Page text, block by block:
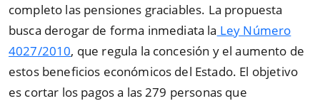
completo las pensiones graciables. La propuesta
busca derogar de forma inmediata la Ley Número
4027/2010, que regula la concesión y el aumento de
estos beneficios económicos del Estado. El objetivo
es cortar los pagos a las 279 personas que